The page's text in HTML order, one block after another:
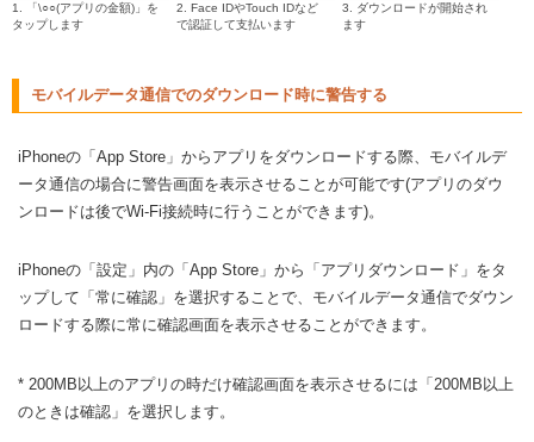
1. 「\○○(アプリの金額)」を
タップします
2. Face IDやTouch IDなど
で認証して支払います
3. ダウンロードが開始され
ます
モバイルデータ通信でのダウンロード時に警告する
iPhoneの「App Store」からアプリをダウンロードする際、モバイルデ
ータ通信の場合に警告画面を表示させることが可能です(アプリのダウ
ンロードは後でWi-Fi接続時に行うことができます)。
iPhoneの「設定」内の「App Store」から「アプリダウンロード」をタ
ップして「常に確認」を選択することで、モバイルデータ通信でダウン
ロードする際に常に確認画面を表示させることができます。
* 200MB以上のアプリの時だけ確認画面を表示させるには「200MB以上
のときは確認」を選択します。